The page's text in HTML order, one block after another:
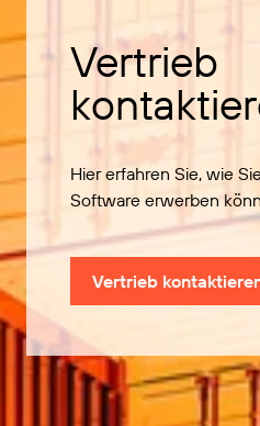
Vertrieb
Hier erfahren Sie, wie
Software erwerben
Vertrieb